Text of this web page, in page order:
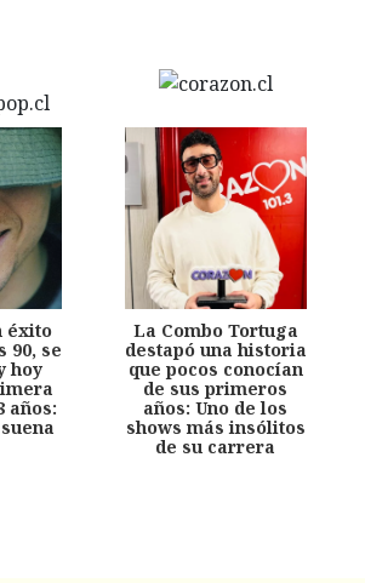
éxito
90, se
hoy
años:
La Combo Tortuga
destapó una historia
que pocos conocían
de sus primeros
años: Uno de los
shows más insólitos
de su carrera